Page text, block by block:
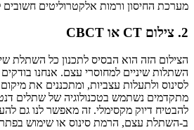
מערכת החיסון ורמות אלקטרוליטים חשובים
2. צילום CT או CBCT
הצילום הזה הוא הבסיס לתכנון כל השתלת
השתלות שיניים למחוסרי עצם. אנחנו
לסינוס ולתעלות עצביות, ומתכננים את
מתקדמים נשתמש בטכנולוגיה של שתלים
להבטיח דיוק מקסימלי. זה מאפשר לנו גם
ב-השתלת עצם, הרמת סינוס או שימוש